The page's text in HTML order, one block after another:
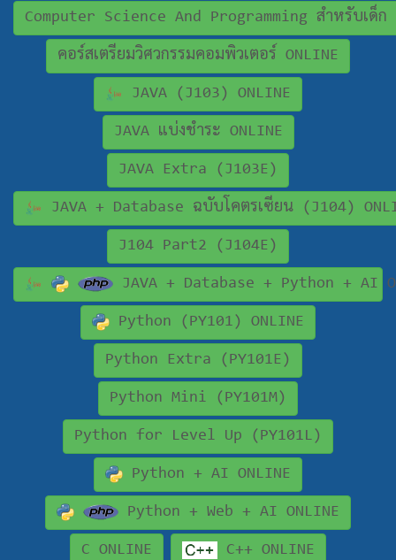
Computer Science And Programming สำหรับเด็ก
คอร์สเตรียมวิศวกรรมคอมพิวเตอร์ ONLINE
JAVA (J103) ONLINE
JAVA แบ่งชำระ ONLINE
JAVA Extra (J103E)
JAVA + Database ฉบับโคตรเซียน (J104)
J104 Part2 (J104E)
JAVA + Database + Python + AI
Python (PY101) ONLINE
Python Extra (PY101E)
Python Mini (PY101M)
Python for Level Up (PY101L)
Python + AI ONLINE
Python + Web + AI ONLINE
C ONLINE C++ ONLINE